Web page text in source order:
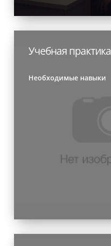
Учебная практика
Необходимые навыки